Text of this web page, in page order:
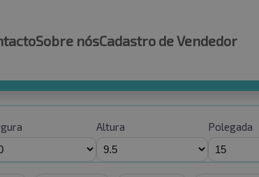
Sobre nósCadastro de Vendedor
Altura Polegada